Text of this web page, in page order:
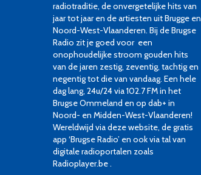
radiotraditie, de onvergetelijke hits van
jaar tot jaar en de artiesten uit Brugge en
Noord-West-Vlaanderen. Bij de Brugse
Radio zit je goed voor een
onophoudelijke stroom gouden hits
van de jaren zestig, zeventig, tachtig en
negentig tot die van vandaag. Een hele
dag lang, 24u/24 via 102.7 FM in het
Brugse Ommeland en op dab+ in
Noord- en Midden-West-Vlaanderen!
Wereldwijd via deze website, de gratis
app ‘Brugse Radio’ en ook via tal van
digitale radioportalen zoals
Radioplayer.be .